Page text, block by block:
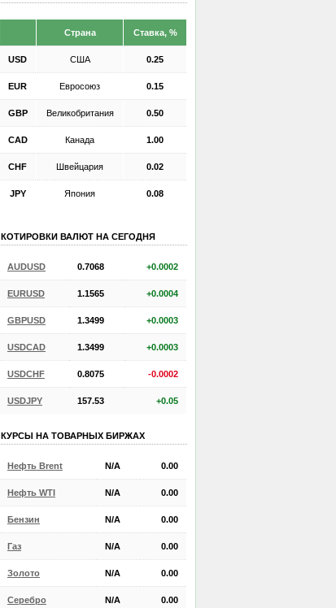
Страна Ставка, %
USD США 0.25
EUR Евросоюз 0.15
GBP Великобритания 0.50
CAD Канада 1.00
CHF Швейцария 0.02
JPY Япония 0.08
КОТИРОВКИ ВАЛЮТ НА СЕГОДНЯ
AUDUSD 0.7068 +0.0002
EURUSD 1.1565 +0.0004
GBPUSD 1.3499 +0.0003
USDCAD 1.3499 +0.0003
USDCHF 0.8075 -0.0002
USDJPY 157.53 +0.05
КУРСЫ НА ТОВАРНЫХ БИРЖАХ
Нефть Brent N/A 0.00
Нефть WTI N/A 0.00
Бензин N/A 0.00
Газ N/A 0.00
Золото N/A 0.00
Серебро N/A 0.00